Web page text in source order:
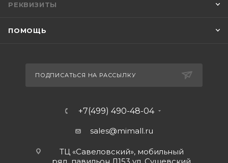
РЕКВИЗИТЫ
ПОМОЩЬ
ПОДПИСАТЬСЯ НА РАССЫЛКУ
+7(499) 490-48-04
sales@mimall.ru
ТЦ «Савеловский», мобильный